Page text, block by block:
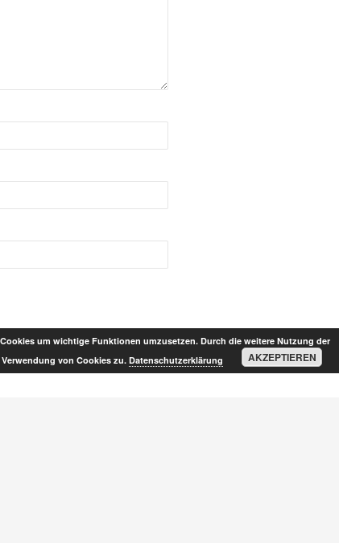
um wichtige Funktionen umzusetzen. Durch die weitere Nutzung der
von Cookies zu.Datenschutzerklärung AKZEPTIEREN